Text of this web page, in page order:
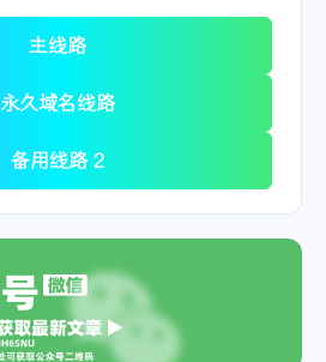
主线路
永久域名线路
备用线路 2